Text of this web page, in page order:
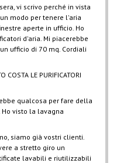
vi scrivo perché in vista
modo per tenere l'aria
aperte in ufficio. Ho
d'aria. Mi piacerebbe
ufficio di 70 mq. Cordiali
COSTA LE PURIFICATORI
qualcosa per fare della
visto la lavagna
siamo già vostri clienti.
a stretto giro un
lavabili e riutilizzabili